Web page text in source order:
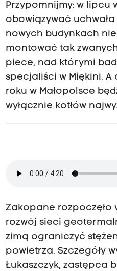
Przypomnijmy: w lipcu
obowiązywać
nowych budynkach
montować tak
piece, nad którymi
specjaliści w Miękini. A
roku w Małopolsce
wyłącznie kotłów
Zakopane rozpoczęło
rozwój sieci
zimą ograniczyć
powietrza. Szczegóły
Łukaszczyk, zastępca